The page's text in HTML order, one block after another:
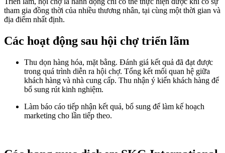
tham gia đồng thời của nhiều thương nhân, tại cùng một thời gian và
địa điểm nhất định.
Các hoạt động sau hội chợ triển lãm
Thu dọn hàng hóa, mặt bằng. Đánh giá kết quả đã đạt được
trong quá trình diễn ra hội chợ. Tổng kết mối quan hệ giữa
khách hàng và nhà cung cấp. Thu nhận ý kiến khách hàng để
bổ sung rút kinh nghiệm.
Làm báo cáo tiếp nhận kết quả, bổ sung để làm kế hoạch
marketing cho lần tiếp theo.